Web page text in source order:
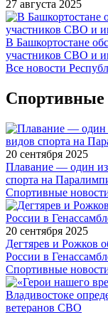
27 августа 2025
В Башкортостане
участников СВО и
Все новости
Спортивные
20 сентября 2025
Плавание — один
спорта на
Спортивные
20 сентября 2025
Дегтярев и Рожков
России в
Спортивные